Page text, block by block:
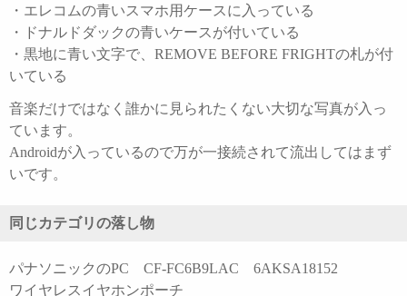
・エレコムの青いスマホ用ケースに入っている
・ドナルドダックの青いケースが付いている
・黒地に青い文字で、REMOVE BEFORE FRIGHTの札が付
いている
音楽だけではなく誰かに見られたくない大切な写真が入っ
ています。
Androidが入っているので万が一接続されて流出してはまず
いです。
同じカテゴリの落し物
パナソニックのPC CF-FC6B9LAC 6AKSA18152
ワイヤレスイヤホンポーチ